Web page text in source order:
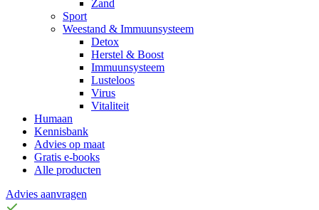
Zand
Sport
Weestand & Immuunsysteem
Detox
Herstel & Boost
Immuunsysteem
Lusteloos
Virus
Vitaliteit
Humaan
Kennisbank
Advies op maat
Gratis e-books
Alle producten
Advies aanvragen